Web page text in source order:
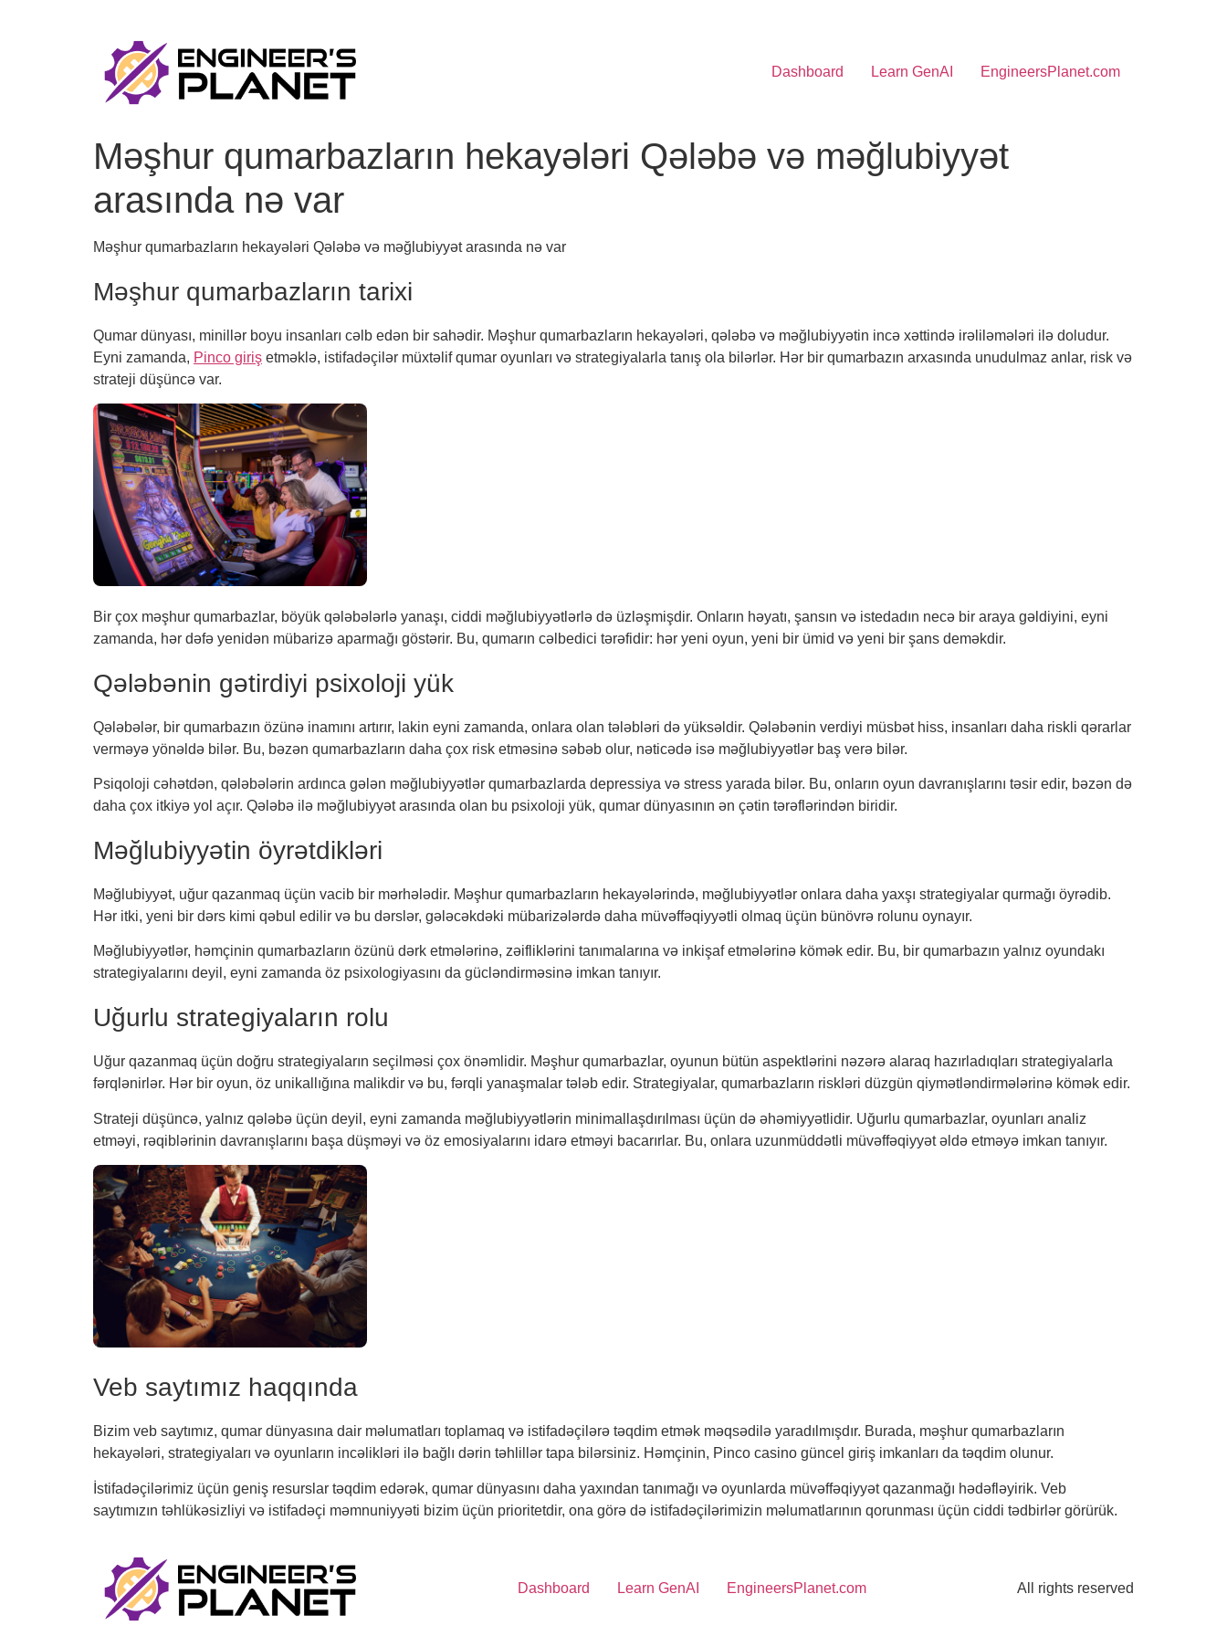
Dashboard Learn GenAI EngineersPlanet.com
Məşhur qumarbazların hekayələri Qələbə və məğlubiyyət
arasında nə var
Məşhur qumarbazların hekayələri Qələbə və məğlubiyyət arasında nə var
Məşhur qumarbazların tarixi
Qumar dünyası, minillər boyu insanları cəlb edən bir sahədir. Məşhur qumarbazların hekayələri, qələbə və məğlubiyyətin incə xəttində irəliləmələri ilə doludur.
Eyni zamanda, Pinco giriş etməklə, istifadəçilər müxtəlif qumar oyunları və strategiyalarla tanış ola bilərlər. Hər bir qumarbazın arxasında unudulmaz anlar, risk və
strateji düşüncə var.
Bir çox məşhur qumarbazlar, böyük qələbələrlə yanaşı, ciddi məğlubiyyətlərlə də üzləşmişdir. Onların həyatı, şansın və istedadın necə bir araya gəldiyini, eyni
zamanda, hər dəfə yenidən mübarizə aparmağı göstərir. Bu, qumarın cəlbedici tərəfidir: hər yeni oyun, yeni bir ümid və yeni bir şans deməkdir.
Qələbənin gətirdiyi psixoloji yük
Qələbələr, bir qumarbazın özünə inamını artırır, lakin eyni zamanda, onlara olan tələbləri də yüksəldir. Qələbənin verdiyi müsbət hiss, insanları daha riskli qərarlar
verməyə yönəldə bilər. Bu, bəzən qumarbazların daha çox risk etməsinə səbəb olur, nəticədə isə məğlubiyyətlər baş verə bilər.
Psiqoloji cəhətdən, qələbələrin ardınca gələn məğlubiyyətlər qumarbazlarda depressiya və stress yarada bilər. Bu, onların oyun davranışlarını təsir edir, bəzən də
daha çox itkiyə yol açır. Qələbə ilə məğlubiyyət arasında olan bu psixoloji yük, qumar dünyasının ən çətin tərəflərindən biridir.
Məğlubiyyətin öyrətdikləri
Məğlubiyyət, uğur qazanmaq üçün vacib bir mərhələdir. Məşhur qumarbazların hekayələrində, məğlubiyyətlər onlara daha yaxşı strategiyalar qurmağı öyrədib.
Hər itki, yeni bir dərs kimi qəbul edilir və bu dərslər, gələcəkdəki mübarizələrdə daha müvəffəqiyyətli olmaq üçün bünövrə rolunu oynayır.
Məğlubiyyətlər, həmçinin qumarbazların özünü dərk etmələrinə, zəifliklərini tanımalarına və inkişaf etmələrinə kömək edir. Bu, bir qumarbazın yalnız oyundakı
strategiyalarını deyil, eyni zamanda öz psixologiyasını da gücləndirməsinə imkan tanıyır.
Uğurlu strategiyaların rolu
Uğur qazanmaq üçün doğru strategiyaların seçilməsi çox önəmlidir. Məşhur qumarbazlar, oyunun bütün aspektlərini nəzərə alaraq hazırladıqları strategiyalarla
fərqlənirlər. Hər bir oyun, öz unikallığına malikdir və bu, fərqli yanaşmalar tələb edir. Strategiyalar, qumarbazların riskləri düzgün qiymətləndirmələrinə kömək edir.
Strateji düşüncə, yalnız qələbə üçün deyil, eyni zamanda məğlubiyyətlərin minimallaşdırılması üçün də əhəmiyyətlidir. Uğurlu qumarbazlar, oyunları analiz
etməyi, rəqiblərinin davranışlarını başa düşməyi və öz emosiyalarını idarə etməyi bacarırlar. Bu, onlara uzunmüddətli müvəffəqiyyət əldə etməyə imkan tanıyır.
Veb saytımız haqqında
Bizim veb saytımız, qumar dünyasına dair məlumatları toplamaq və istifadəçilərə təqdim etmək məqsədilə yaradılmışdır. Burada, məşhur qumarbazların
hekayələri, strategiyaları və oyunların incəlikləri ilə bağlı dərin təhlillər tapa bilərsiniz. Həmçinin, Pinco casino güncel giriş imkanları da təqdim olunur.
İstifadəçilərimiz üçün geniş resurslar təqdim edərək, qumar dünyasını daha yaxından tanımağı və oyunlarda müvəffəqiyyət qazanmağı hədəfləyirik. Veb
saytımızın təhlükəsizliyi və istifadəçi məmnuniyyəti bizim üçün prioritetdir, ona görə də istifadəçilərimizin məlumatlarının qorunması üçün ciddi tədbirlər görürük.
Dashboard Learn GenAI EngineersPlanet.com All rights reserved